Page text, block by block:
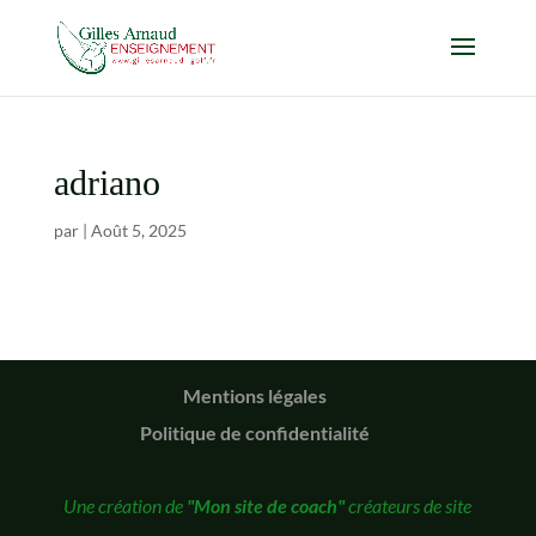
adriano
par | Août 5, 2025
Mentions légales
Politique de confidentialité
Une création de "Mon site de coach"créateurs de site